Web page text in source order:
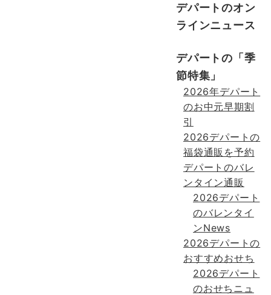
デパートのオン
ラインニュース
デパートの「季
節特集」
2026年デパート
のお中元早期割
引
2026デパートの
福袋通販を予約
デパートのバレ
ンタイン通販
2026デパート
のバレンタイ
ンNews
2026デパートの
おすすめおせち
2026デパート
のおせちニュ